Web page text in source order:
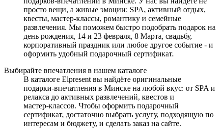
просто вещи, а живые эмоции: SPA, активный отдых,
квесты, мастер‑классы, романтику и семейные
развлечения. Мы поможем быстро подобрать подарок на
день рождения, 14 и 23 февраля, 8 Марта, свадьбу,
корпоративный праздник или любое другое событие - и
оформить удобный подарочный сертификат.
Выбирайте впечатления в нашем каталоге
В каталоге Elpresent вы найдёте оригинальные
подарки‑впечатления в Минске на любой вкус: от SPA и
релакса до активных развлечений, квестов и
мастер‑классов. Чтобы оформить подарочный
сертификат, достаточно выбрать услугу, подходящую по
интересам и бюджету, и сделать заказ на сайте.